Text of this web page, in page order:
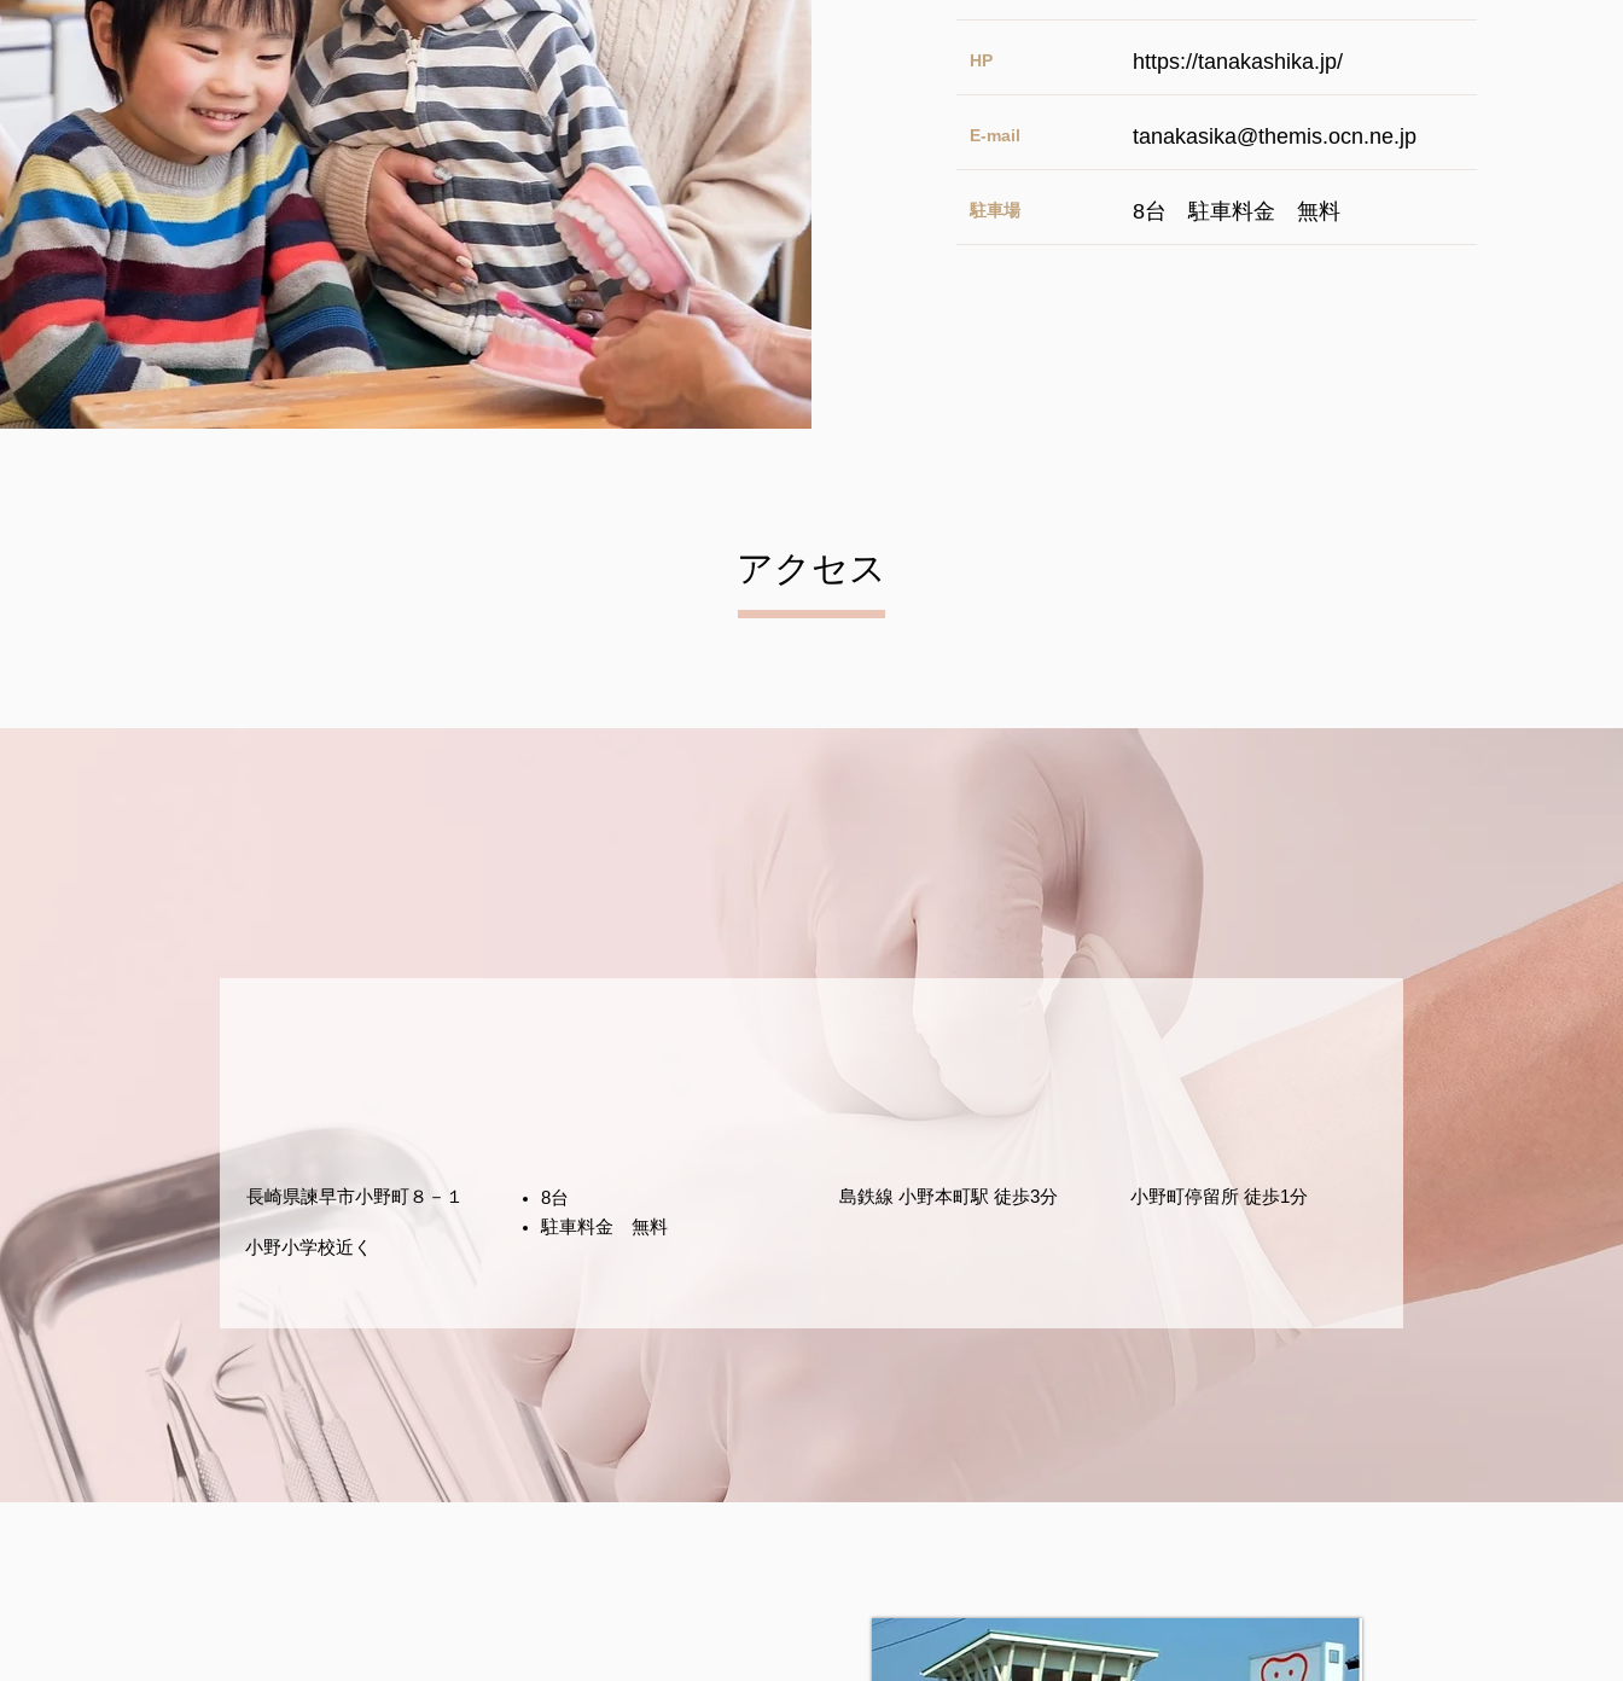
HP https://tanakashika.jp/
E-mail tanakasika@themis.ocn.ne.jp
​駐車場 8台 駐車料金 無料
​アクセス
​長崎県諫早市小野町８－１
​小野小学校近く
​8台
駐車料金 無料
​島鉄線 小野本町駅 徒歩3分 ​小野町停留所 徒歩1分